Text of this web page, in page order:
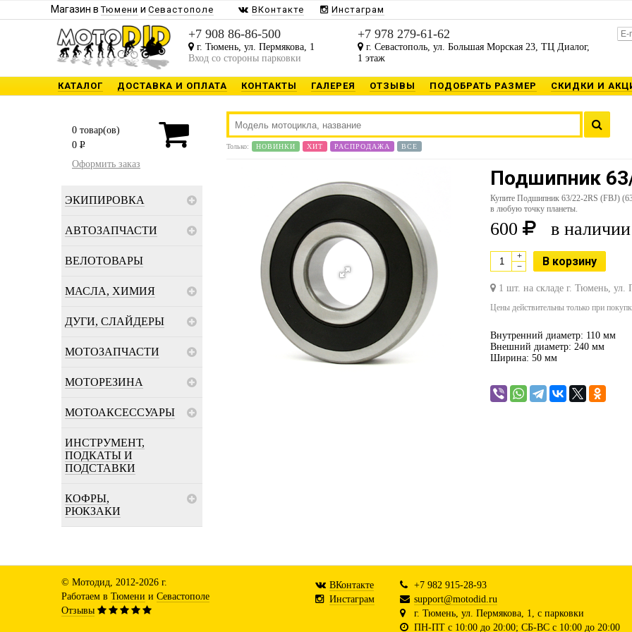
Магазин вТюмени и Севастополе ВКонтакте Инстаграм
+7 908 86-86-500
г. Тюмень, ул. Пермякова, 1
Вход со стороны парковки
+7 978 279-61-62
г. Севастополь, ул. Большая Морская 23, ТЦ Диалог,
1 этаж
КАТАЛОГ ДОСТАВКА И ОПЛАТА КОНТАКТЫ ГАЛЕРЕЯ ОТЗЫВЫ ПОДОБРАТЬ РАЗМЕР СКИДКИ И
0 товар(ов)
0 P
Оформить заказ
ЭКИПИРОВКА
АВТОЗАПЧАСТИ
ВЕЛОТОВАРЫ
МАСЛА, ХИМИЯ
ДУГИ, СЛАЙДЕРЫ
МОТОЗАПЧАСТИ
МОТОРЕЗИНА
МОТОАКСЕССУАРЫ
ИНСТРУМЕНТ,
ПОДКАТЫ И
ПОДСТАВКИ
КОФРЫ,
РЮКЗАКИ
Только: НОВИНКИ ХИТ РАСПРОДАЖА ВСЕ
Подшипник
Купите Подшипник 63/22-2RS (FBJ)
в любую точку планеты.
600 в
+
−
В корзину
1 шт. на складе г. Тюмень, ул.
Цены действительны только при
Внутренний диаметр: 110 мм
Внешний диаметр: 240 мм
Ширина: 50 мм
© Мотодид, 2012-2026 г.
Работаем в Тюмени и Севастополе
Отзывы
ВКонтакте
Инстаграм
+7 982 915-28-93
support@motodid.ru
г. Тюмень, ул. Пермякова, 1, с парковки
ПН-ПТ с 10:00 до 20:00; СБ-ВС с 10:00 до 20:00